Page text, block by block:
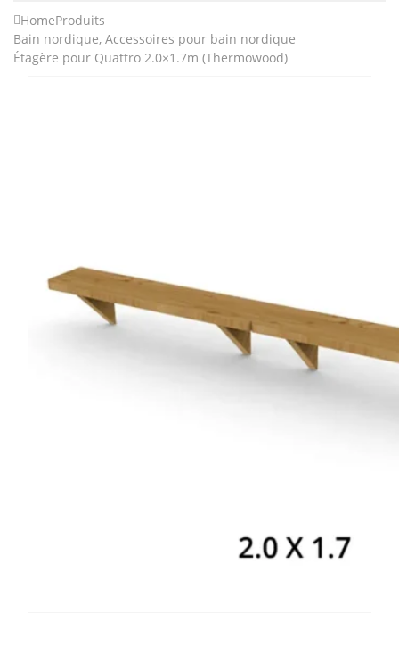
HomeProduits
Bain nordique, Accessoires pour bain nordique
Étagère pour Quattro 2.0×1.7m (Thermowood)